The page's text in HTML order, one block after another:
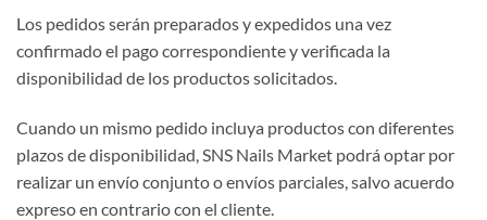
Los pedidos serán preparados y expedidos una vez
confirmado el pago correspondiente y verificada la
disponibilidad de los productos solicitados.
Cuando un mismo pedido incluya productos con diferentes
plazos de disponibilidad, SNS Nails Market podrá optar por
realizar un envío conjunto o envíos parciales, salvo acuerdo
expreso en contrario con el cliente.